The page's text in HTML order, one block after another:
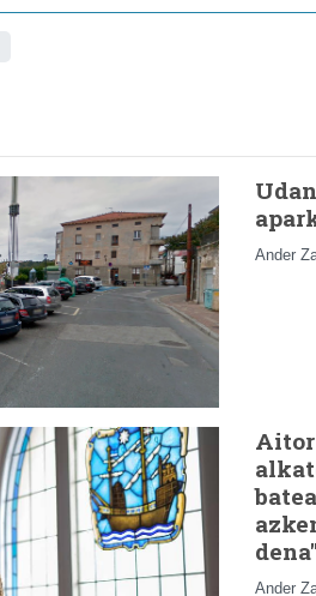
Ander
Aitor
dena"
Ander